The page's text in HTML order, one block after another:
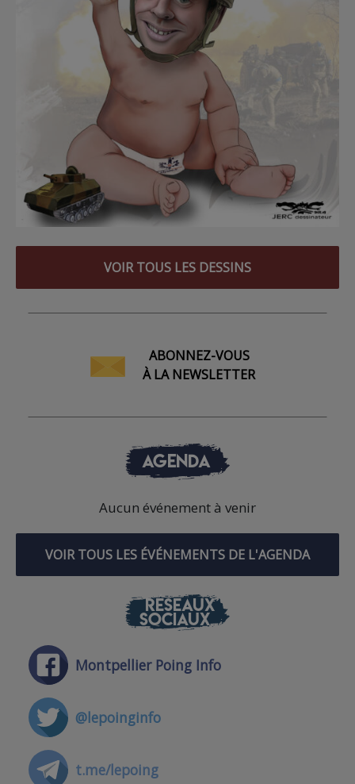
VOIR TOUS LES DESSINS
ABONNEZ-VOUS
À LA NEWSLETTER
AGENDA
Aucun événement à venir
VOIR TOUS LES ÉVÉNEMENTS DE L'AGENDA
RÉSEAUX
SOCIAUX
Montpellier Poing Info
@lepoinginfo
t.me/lepoing